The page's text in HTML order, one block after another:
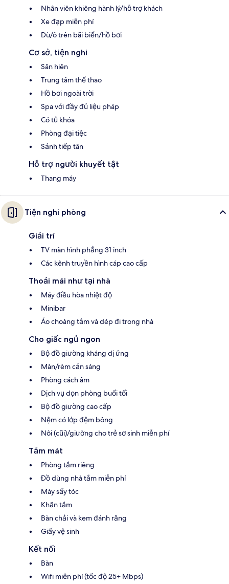
Nhân viên khiêng hành lý/hỗ trợ khách
Xe đạp miễn phí
Dù/ô trên bãi biển/hồ bơi
Cơ sở, tiện nghi
Sân hiên
Trung tâm thể thao
Hồ bơi ngoài trời
Spa với đầy đủ liệu pháp
Có tủ khóa
Phòng đại tiệc
Sảnh tiếp tân
Hỗ trợ người khuyết tật
Thang máy
Tiện nghi phòng
Giải trí
TV màn hình phẳng 31 inch
Các kênh truyền hình cáp cao cấp
Thoải mái như tại nhà
Máy điều hòa nhiệt độ
Minibar
Áo choàng tắm và dép đi trong nhà
Cho giấc ngủ ngon
Bộ đồ giường kháng dị ứng
Màn/rèm cản sáng
Phòng cách âm
Dịch vụ dọn phòng buổi tối
Bộ đồ giường cao cấp
Nệm có lớp đệm bông
Nôi (cũi)/giường cho trẻ sơ sinh miễn phí
Tắm mát
Phòng tắm riêng
Đồ dùng nhà tắm miễn phí
Máy sấy tóc
Khăn tắm
Bàn chải và kem đánh răng
Giấy vệ sinh
Kết nối
Bàn
Wifi miễn phí (tốc độ 25+ Mbps)